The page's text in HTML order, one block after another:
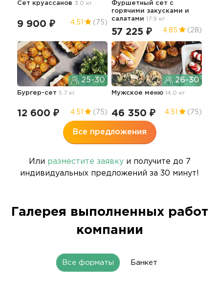
Сет круассанов 3.0 кг
9 900 ₽ 4.51 (75)
Фуршетный сет с
горячими закусками и
салатами 17.9 кг
57 225 ₽ 4.85 (28)
25-30
Бургер-сет 5.7 кг
12 600 ₽ 4.51 (75)
26-30
Мужское меню 14.0 кг
46 350 ₽ 4.51 (75)
Все предложения
Или разместите заявкуи получите до 7
индивидуальных предложений за 30 минут!
Галерея выполненных работ
компании
Все форматы Банкет